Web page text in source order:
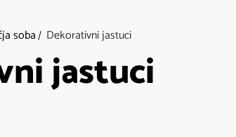
soba Dekorativni jastuci
jastuci